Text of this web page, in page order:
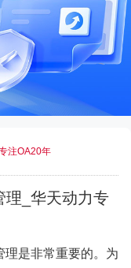
注OA20年
理_华天动力专
理是非常重要的。为